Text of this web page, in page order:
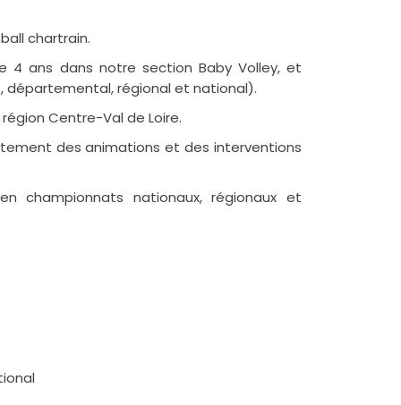
chartrain.
4 ans dans notre section Baby Volley, et
départemental, régional et national).
Centre-Val de Loire.
des animations et des interventions
championnats nationaux, régionaux et